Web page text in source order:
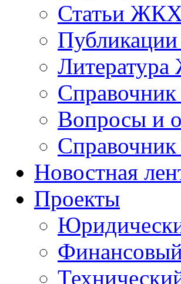
Статьи
Публикации
Вопросы и
Новостная
Проекты